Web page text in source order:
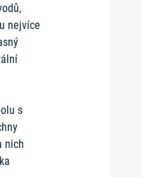
nejvíce
s
nich